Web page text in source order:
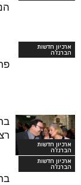
ארכיון חדשות
הברנז'ה
ארכיון חדשות
הברנז'ה
ארכיון חדשות
הברנז'ה